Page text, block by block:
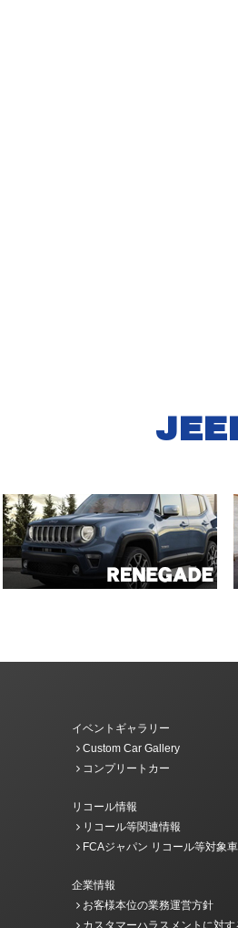
イベントギャラリー
Custom Car Gallery
コンプリートカー
リコール情報
リコール等関連情報
FCAジャパン リコール等対象
企業情報
お客様本位の業務運営方針
カスタマーハラスメントに対